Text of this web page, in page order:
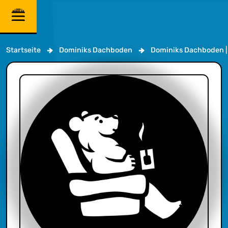
Startseite Dominiks Dachboden Dominiks Dachboden